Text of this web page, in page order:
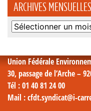
ARCHIVES MENSUELLES
Archives
Union Fédérale
30, passage de l’Arche –
Tél : 01 40 81 24 00
Mail : cfdt.syndicat@i-